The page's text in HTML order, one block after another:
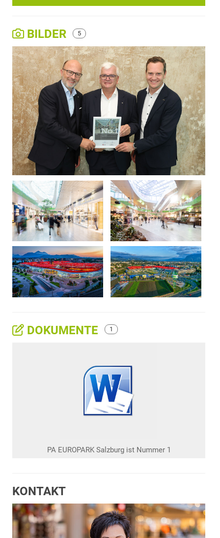
BILDER 5
DOKUMENTE 1
PA EUROPARK Salzburg ist Nummer 1
KONTAKT